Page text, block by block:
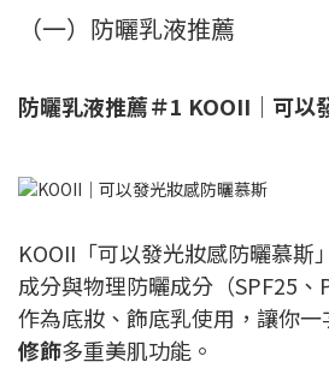
（一）防曬乳液推薦
防曬乳液推薦＃1 KOOII｜可以
KOOII「可以發光妝感防曬慕斯
成分與物理防曬成分（SPF25
作為底妝、飾底乳使用，讓你一
修飾多重美肌功能。